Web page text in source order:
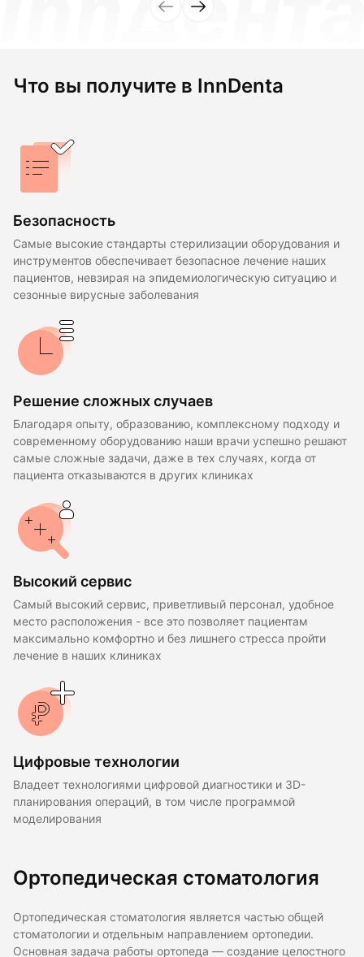
Что вы получите в InnDenta
Безопасность
Самые высокие стандарты стерилизации оборудования и
инструментов обеспечивает безопасное лечение наших
пациентов, невзирая на эпидемиологическую ситуацию и
сезонные вирусные заболевания
Решение сложных случаев
Благодаря опыту, образованию, комплексному подходу и
современному оборудованию наши врачи успешно решают
самые сложные задачи, даже в тех случаях, когда от
пациента отказываются в других клиниках
Высокий сервис
Самый высокий сервис, приветливый персонал, удобное
место расположения - все это позволяет пациентам
максимально комфортно и без лишнего стресса пройти
лечение в наших клиниках
Цифровые технологии
Владеет технологиями цифровой диагностики и 3D-
планирования операций, в том числе программой
моделирования
Ортопедическая стоматология
Ортопедическая стоматология является частью общей
стоматологии и отдельным направлением ортопедии.
Основная задача работы ортопеда — создание целостного